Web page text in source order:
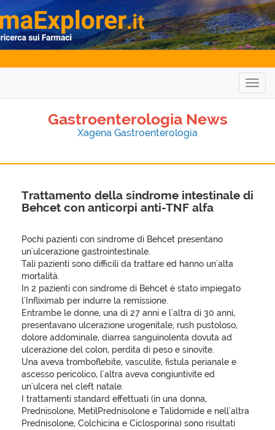
Gastroenterologia News
Xagena Gastroenterologia
Trattamento della sindrome intestinale di
Behcet con anticorpi anti-TNF alfa
Pochi pazienti con sindrome di Behcet presentano
un'ulcerazione gastrointestinale.
Tali pazienti sono difficili da trattare ed hanno un'alta
mortalità.
In 2 pazienti con sindrome di Behcet è stato impiegato
l'Infliximab per indurre la remissione.
Entrambe le donne, una di 27 anni e l'altra di 30 anni,
presentavano ulcerazione urogenitale, rush pustoloso,
dolore addominale, diarrea sanguinolenta dovuta ad
ulcerazione del colon, perdita di peso e sinovite.
Una aveva tromboflebite, vasculite, fistula perianale e
ascesso pericolico, l'altra aveva congiuntivite ed
un'ulcera nel cleft natale.
I trattamenti standard effettuati (in una donna,
Prednisolone, MetilPrednisolone e Talidomide e nell'altra
Prednisolone, Colchicina e Ciclosporina) sono risultati